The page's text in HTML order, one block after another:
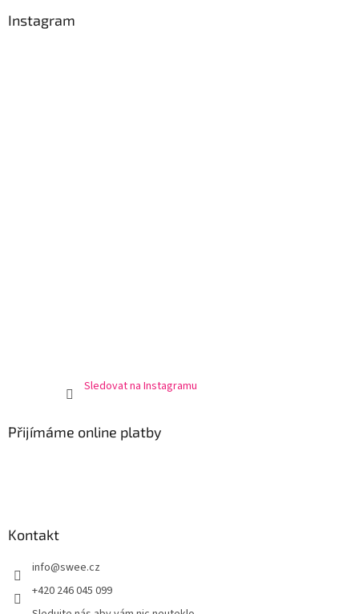
Instagram
Sledovat na Instagramu
Přijímáme online platby
Kontakt
info@swee.cz
+420 246 045 099